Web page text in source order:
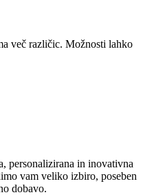
več različic. Možnosti lahko
personalizirana in inovativna
vam veliko izbiro, poseben
dobavo.